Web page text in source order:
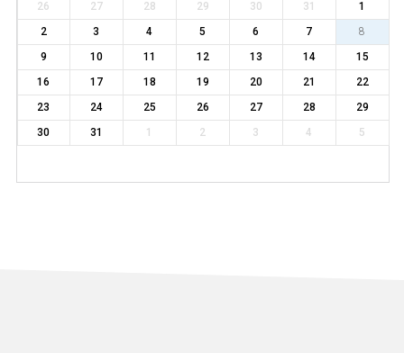
26 27 28 29 30 31
1
2
3 4 5 6 7
8
9
10 11 12 13 14
15
16
17 18 19 20 21
22
23
24 25 26 27 28
29
30
31 1 2 3 4 5